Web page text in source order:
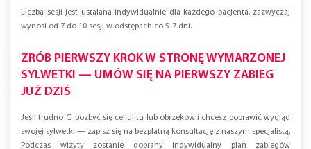
Liczba sesji jest ustalana indywidualnie dla każdego pacjenta, zazwyczaj
wynosi od 7 do 10 sesji w odstępach co 5-7 dni.
ZRÓB PIERWSZY KROK W STRONĘ WYMARZONEJ
SYLWETKI — UMÓW SIĘ NA PIERWSZY ZABIEG
JUŻ DZIŚ
Jeśli trudno Ci pozbyć się cellulitu lub obrzęków i chcesz poprawić wygląd
swojej sylwetki — zapisz się na bezpłatną konsultację z naszym specjalistą.
Podczas wizyty zostanie dobrany indywidualny plan zabiegów